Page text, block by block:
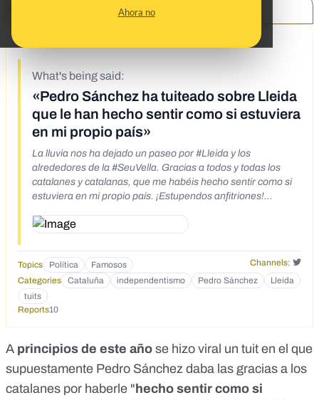
Ahora no
What's being said:
«Pedro Sánchez ha tuiteado sobre Lleida
que le han hecho sentir como si estuviera
en mi propio país»
La lluvia nos ha dejado un paseo por #Lleida y los
alrededores de la #SeuVella. Gracias a todos y todas los
catalanes y catalanas, que me habéis hecho sentir como si
estuviera en mi propio país. ¡Estupendos anfitriones!
Topics Política Famosos
Channels:
Categories
Cataluña independentismo Pedro Sánchez
Lleida
tuits
Reports10
A principios de este año se hizo viral un tuit en el que
supuestamente Pedro Sánchez daba las gracias a los
catalanes por haberle "hecho sentir como si